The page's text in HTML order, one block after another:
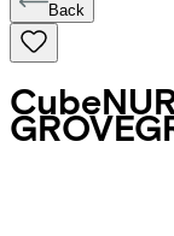
Back
Cube